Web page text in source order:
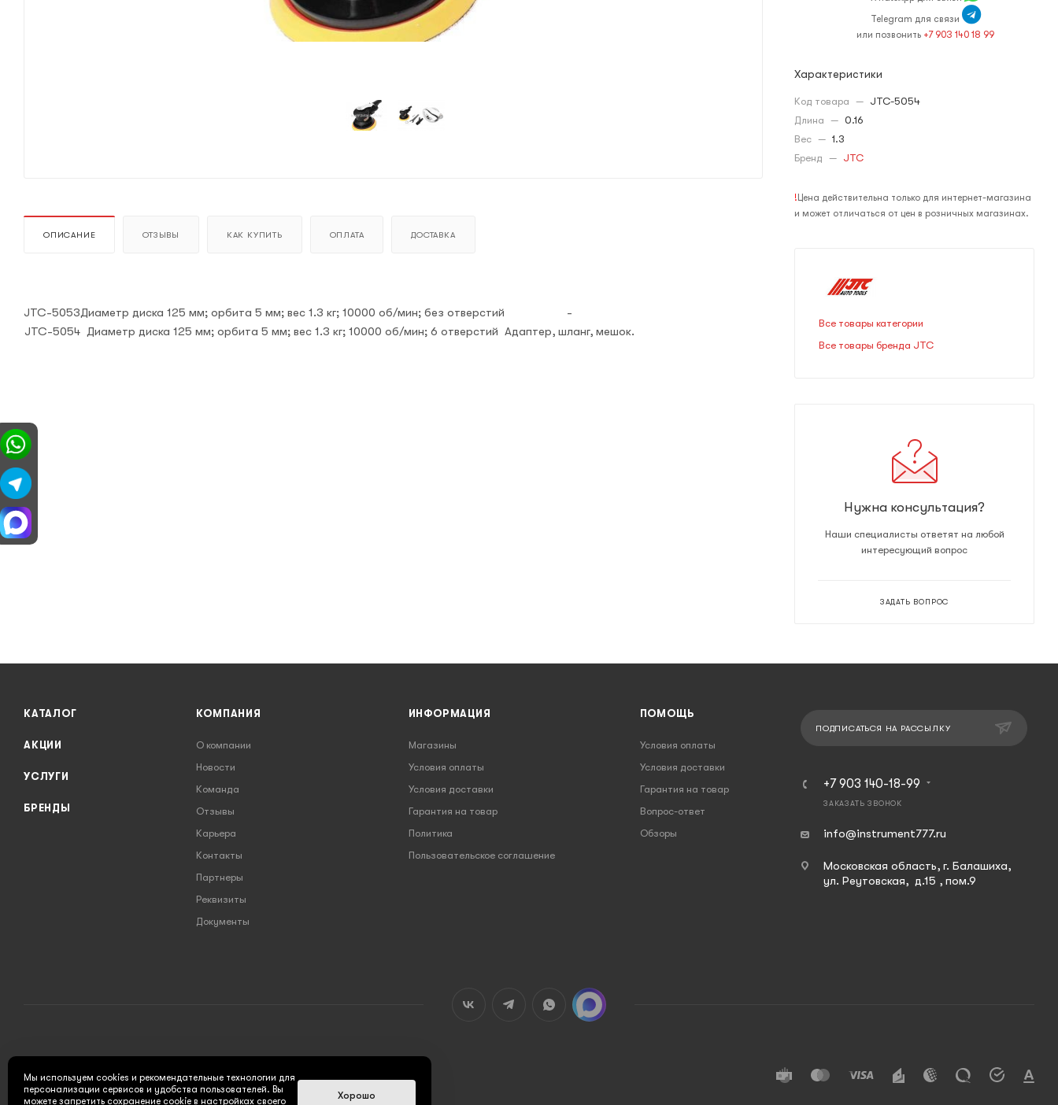
ОПИСАНИЕ ОТЗЫВЫ КАК КУПИТЬ ОПЛАТА ДОСТАВКА
JTC-5053Диаметр диска 125 мм; орбита 5 мм; вес 1.3 кг; 10000 об/мин; без отверстий
-
JTC-5054 Диаметр диска 125 мм; орбита 5 мм; вес 1.3 кг; 10000 об/мин; 6 отверстий Адаптер, шланг, мешок.
Telegram для связи
или позвонить +7 903 140 18 99
Характеристики
Код товара — JTC-5054
Длина — 0.16
Вес — 1.3
Бренд — JTC
! Цена действительна только для интернет-магазина
и может отличаться от цен в розничных магазинах.
Все товары категории
Все товары бренда JTC
Нужна консультация?
Наши специалисты ответят на любой
интересующий вопрос
ЗАДАТЬ ВОПРОС
КАТАЛОГ
АКЦИИ
УСЛУГИ
БРЕНДЫ
КОМПАНИЯ
О компании
Новости
Команда
Отзывы
Карьера
Контакты
Партнеры
Реквизиты
Документы
ИНФОРМАЦИЯ
Магазины
Условия оплаты
Условия доставки
Гарантия на товар
Политика
Пользовательское соглашение
ПОМОЩЬ
Условия оплаты
Условия доставки
Гарантия на товар
Вопрос-ответ
Обзоры
ПОДПИСАТЬСЯ НА РАССЫЛКУ
+7 903 140-18-99
ЗАКАЗАТЬ ЗВОНОК
info@instrument777.ru
Московская область, г. Балашиха,
ул. Реутовская, д.15 , пом.9
Мы используем cookies и рекомендательные технологии для
персонализации сервисов и удобства пользователей. Вы
можете запретить сохранение cookie в настройках своего
Хорошо